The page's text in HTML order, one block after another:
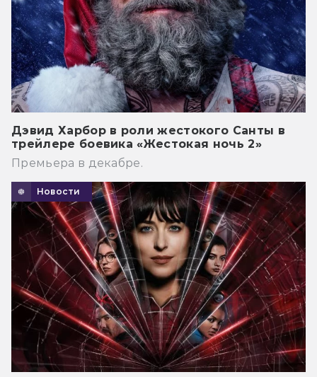
Дэвид Харбор в роли жестокого Санты в
трейлере боевика «Жестокая ночь 2»
Премьера в декабре.
Новости